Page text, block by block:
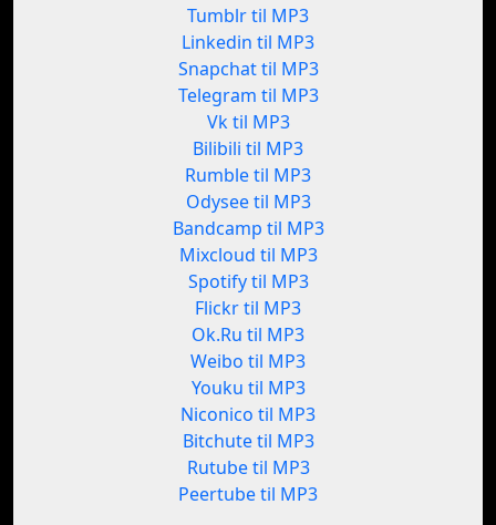
Tumblr til MP3
Linkedin til MP3
Snapchat til MP3
Telegram til MP3
Vk til MP3
Bilibili til MP3
Rumble til MP3
Odysee til MP3
Bandcamp til MP3
Mixcloud til MP3
Spotify til MP3
Flickr til MP3
Ok.Ru til MP3
Weibo til MP3
Youku til MP3
Niconico til MP3
Bitchute til MP3
Rutube til MP3
Peertube til MP3